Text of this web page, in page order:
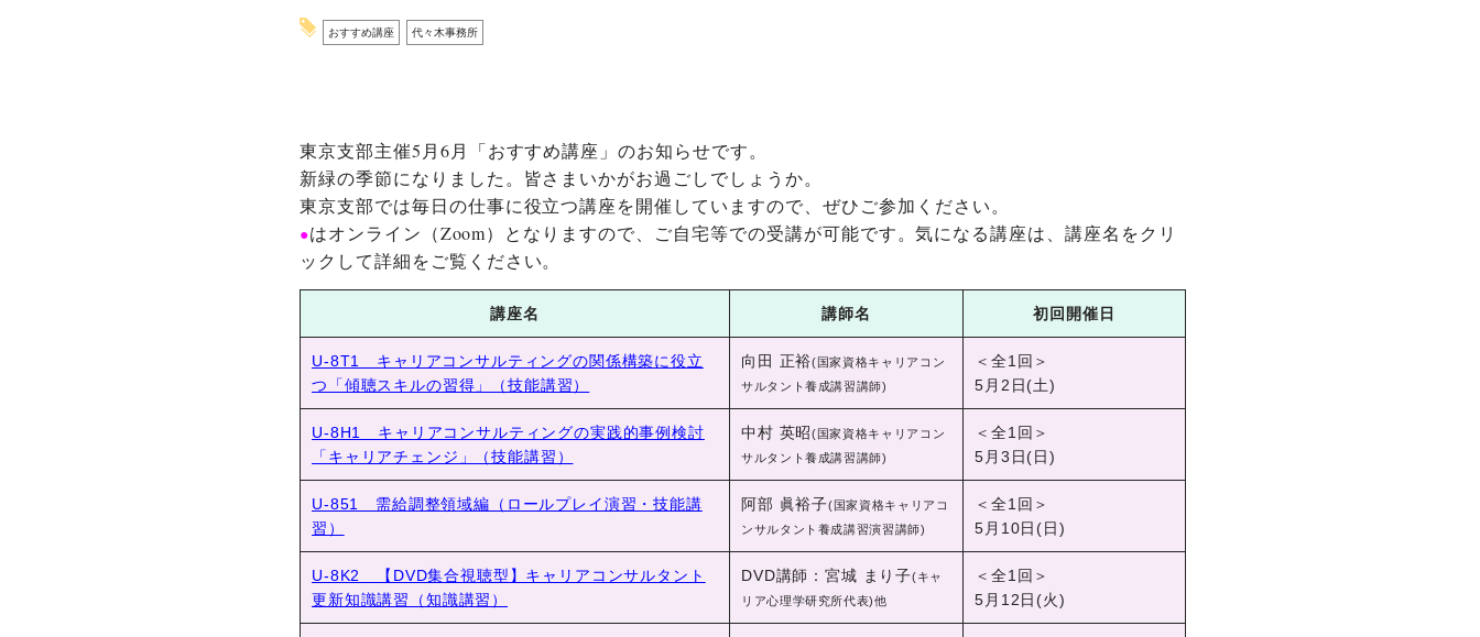
おすすめ講座 代々木事務所
東京支部主催5月6月「おすすめ講座」のお知らせです。
新緑の季節になりました。皆さまいかがお過ごしでしょうか。
東京支部では毎日の仕事に役立つ講座を開催していますので、ぜひご参加ください。
●はオンライン（Zoom）となりますので、ご自宅等での受講が可能です。気になる講座は、講座名をクリ
ックして詳細をご覧ください。
講座名 講師名 初回開催日
U-8T1 キャリアコンサルティングの関係構築に役立
つ「傾聴スキルの習得」（技能講習）
向田 正裕(国家資格キャリアコン
サルタント養成講習講師)
＜全1回＞
5月2日(土)
U-8H1 キャリアコンサルティングの実践的事例検討
「キャリアチェンジ」（技能講習）
中村 英昭(国家資格キャリアコン
サルタント養成講習講師)
＜全1回＞
5月3日(日)
U-851 需給調整領域編（ロールプレイ演習・技能講
習）
阿部 眞裕子(国家資格キャリアコ
ンサルタント養成講習演習講師)
＜全1回＞
5月10日(日)
U-8K2 【DVD集合視聴型】キャリアコンサルタント
更新知識講習（知識講習）
DVD講師：宮城 まり子(キャ
リア心理学研究所代表)他
＜全1回＞
5月12日(火)